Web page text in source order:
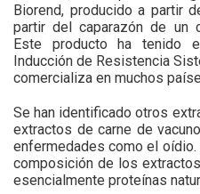
Biorend, producido a partir
partir del caparazón de un
Este producto ha tenido
Inducción de Resistencia
comercializa en muchos
Se han identificado otros
extractos de carne de
enfermedades como el
composición de los
esencialmente proteínas